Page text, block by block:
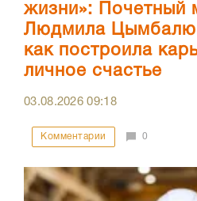
жизни»: Почетный
Людмила
как построила
личное счастье
03.08.202609:18
Комментарии 0